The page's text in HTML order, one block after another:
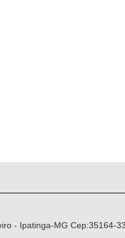
- Ipatinga-MG Cep:35164-